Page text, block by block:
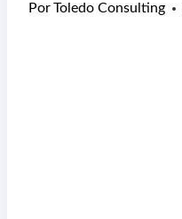
PorToledo Consulting